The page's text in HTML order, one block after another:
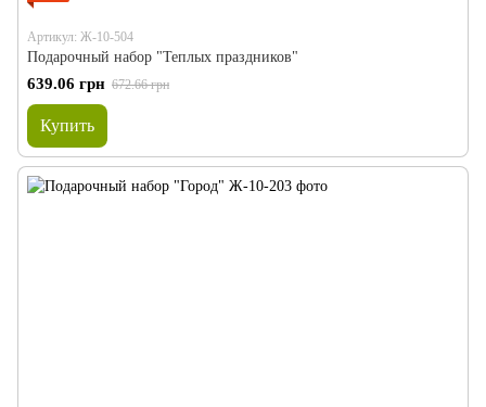
Артикул: Ж-10-504
Подарочный набор "Теплых праздников"
639.06 грн 672.66 грн
Купить